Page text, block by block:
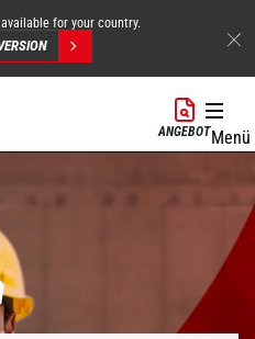
for your country.
ANGEBOTMenü